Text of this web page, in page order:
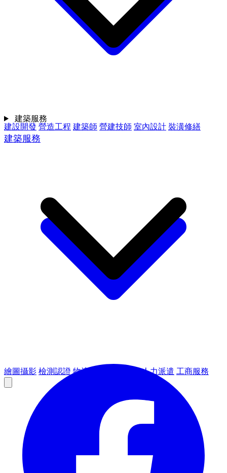
建設開發 營造工程 建築師 營建技師 室內設計 裝潢修繕
建築服務
繪圖攝影 檢測認證 物流倉儲 人力派遣 工商服務
建築服務